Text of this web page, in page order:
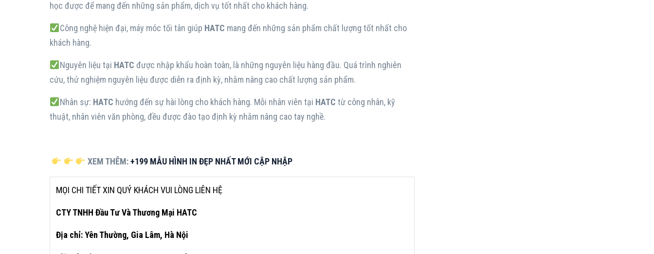
học được để mang đến những sản phẩm, dịch vụ tốt nhất cho khách hàng.
Công nghệ hiện đại, máy móc tối tân giúp HATC mang đến những sản phẩm chất lượng tốt nhất cho
khách hàng.
Nguyên liệu tại HATC được nhập khẩu hoàn toàn, là những nguyên liệu hàng đầu. Quá trình nghiên
cứu, thử nghiệm nguyên liệu được diễn ra định kỳ, nhằm nâng cao chất lượng sản phẩm.
Nhân sự: HATC hướng đến sự hài lòng cho khách hàng. Mỗi nhân viên tại HATC từ công nhân, kỹ
thuật, nhân viên văn phòng, đều được đào tạo định kỳ nhằm nâng cao tay nghề.
XEM THÊM:+199 MẪU HÌNH IN ĐẸP NHẤT MỚI CẬP NHẬP
MỌI CHI TIẾT XIN QUÝ KHÁCH VUI LÒNG LIÊN HỆ
CTY TNHH Đầu Tư Và Thương Mại HATC
Địa chỉ: Yên Thường, Gia Lâm, Hà Nội